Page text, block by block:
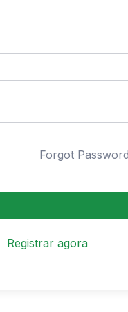
Forgot
Registrar agora